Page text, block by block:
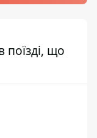
поїзді, що